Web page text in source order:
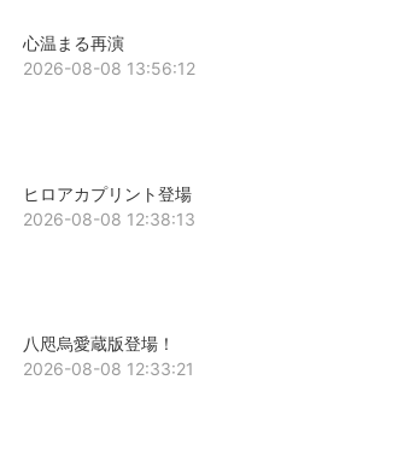
心温まる再演
2026-08-08 13:56:12
ヒロアカプリント登場
2026-08-08 12:38:13
八咫烏愛蔵版登場！
2026-08-08 12:33:21